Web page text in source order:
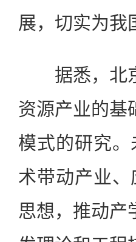
展，切实为我
据悉，北京
资源产业的基
模式的研究
术带动产业
思想，推动产